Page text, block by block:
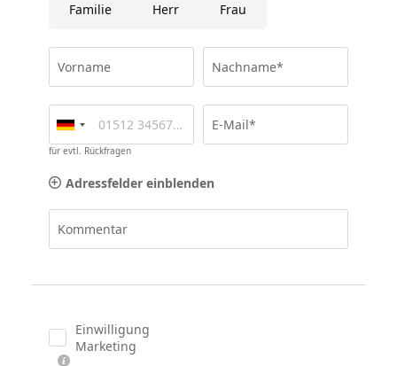
Familie Herr Frau
Vorname Nachname*
für evtl. Rückfragen
E-Mail*
Adressfelder einblenden
Kommentar
Einwilligung
Marketing